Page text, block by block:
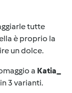
tutte
è proprio la
un dolce.
a Katia_
3 varianti.